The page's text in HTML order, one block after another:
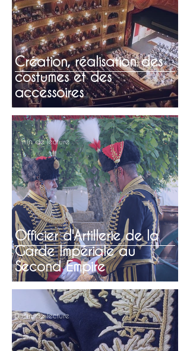
Création, réalisation des
costumes et des
accessoires
Officier d'Artillerie de la
Garde Impériale au
Second Empire
1 min de lecture
0 min de lecture